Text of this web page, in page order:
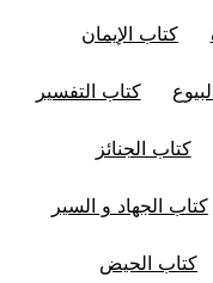
كتاب الإيمان
كتاب التفسير
كتاب الجنائز
كتاب الجهاد و السير
كتاب الحيض